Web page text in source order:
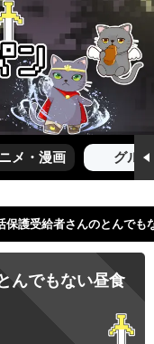
メ・漫画 グルメ
保護受給者さんのとんでも
んでもない昼食